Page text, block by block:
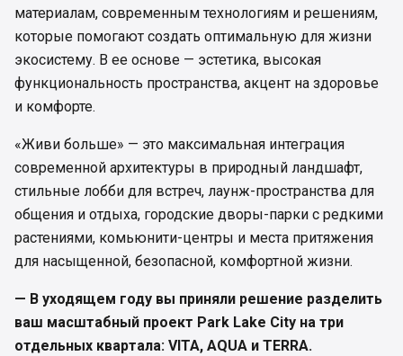
материалам, современным технологиям и решениям,
которые помогают создать оптимальную для жизни
экосистему. В ее основе — эстетика, высокая
функциональность пространства, акцент на здоровье
и комфорте.
«Живи больше» — это максимальная интеграция
современной архитектуры в природный ландшафт,
стильные лобби для встреч, лаунж-пространства для
общения и отдыха, городские дворы-парки с редкими
растениями, комьюнити-центры и места притяжения
для насыщенной, безопасной, комфортной жизни.
— В уходящем году вы приняли решение разделить
ваш масштабный проект Park Lake City на три
отдельных квартала: VITA, AQUA и TERRA.